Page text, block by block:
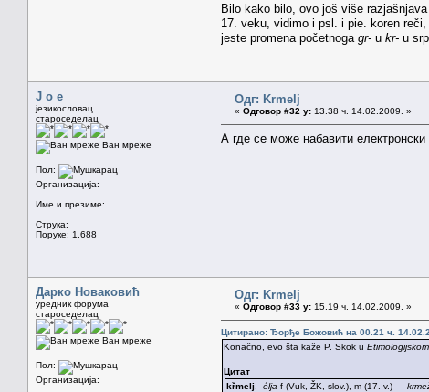
Bilo kako bilo, ovo još više
17. veku, vidimo i psl. i pie. koren
jeste promena početnoga gr- u kr- u
J o e
језикословац
староседелац
Ван мреже
Пол:
Организација:
Име и презиме:
Струка:
Поруке: 1.688
Одг: Krmelj
« Одговор #32 у: 13.38 ч. 14.02.2009. »
А где се може набавити електронски
Дарко Новаковић
уредник форума
староседелац
Ван мреже
Пол:
Организација:
Одг: Krmelj
« Одговор #33 у: 15.19 ч. 14.02.2009. »
Цитирано: Ђорђе Божовић на 00.21 ч.
Konačno, evo šta kaže P. Skok u
Цитат
křmelj
-élja f (Vuk, ŽK, slov.), m (17. v.) —